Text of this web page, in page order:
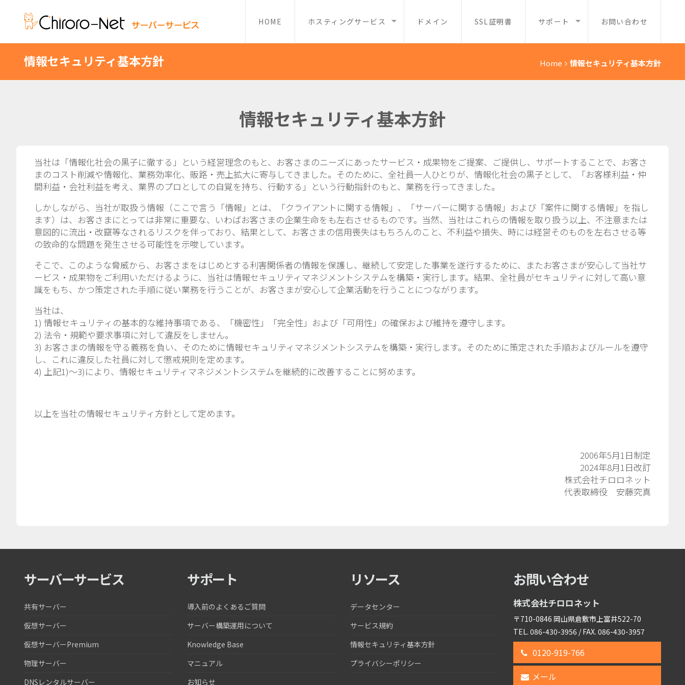
HOME ホスティングサービス ドメイン SSL証明書 サポート お問い合わせ
情報セキュリティ基本方針 Home 情報セキュリティ基本方針
情報セキュリティ基本方針
当社は「情報化社会の黒子に徹する」という経営理念のもと、お客さまのニーズにあったサービス・成果物をご提案、ご提供し、サポートすることで、お客さ
まのコスト削減や情報化、業務効率化、販路・売上拡大に寄与してきました。そのために、全社員一人ひとりが、情報化社会の黒子として、「お客様利益・仲
間利益・会社利益を考え、業界のプロとしての自覚を持ち、行動する」という行動指針のもと、業務を行ってきました。
しかしながら、当社が取扱う情報（ここで言う「情報」とは、「クライアントに関する情報」、「サーバーに関する情報」および「案件に関する情報」を指し
ます）は、お客さまにとっては非常に重要な、いわばお客さまの企業生命をも左右させるものです。当然、当社はこれらの情報を取り扱う以上、不注意または
意図的に流出・改竄等なされるリスクを伴っており、結果として、お客さまの信用喪失はもちろんのこと、不利益や損失、時には経営そのものを左右させる等
の致命的な問題を発生させる可能性を示唆しています。
そこで、このような脅威から、お客さまをはじめとする利害関係者の情報を保護し、継続して安定した事業を遂行するために、またお客さまが安心して当社サ
ービス・成果物をご利用いただけるように、当社は情報セキュリティマネジメントシステムを構築・実行します。結果、全社員がセキュリティに対して高い意
識をもち、かつ策定された手順に従い業務を行うことが、お客さまが安心して企業活動を行うことにつながります。
当社は、
1) 情報セキュリティの基本的な維持事項である、「機密性」「完全性」および「可用性」の確保および維持を遵守します。
2) 法令・規範や要求事項に対して違反をしません。
3) お客さまの情報を守る義務を負い、そのために情報セキュリティマネジメントシステムを構築・実行します。そのために策定された手順およびルールを遵守
し、これに違反した社員に対して懲戒規則を定めます。
4) 上記1)～3)により、情報セキュリティマネジメントシステムを継続的に改善することに努めます。
以上を当社の情報セキュリティ方針として定めます。
2006年5月1日制定
2024年8月1日改訂
株式会社チロロネット
代表取締役 安藤究真
サーバーサービス
共有サーバー
仮想サーバー
仮想サーバーPremium
物理サーバー
DNSレンタルサーバー
サポート
導入前のよくあるご質問
サーバー構築運用について
Knowledge Base
マニュアル
お知らせ
リソース
データセンター
サービス規約
情報セキュリティ基本方針
プライバシーポリシー
お問い合わせ
株式会社チロロネット
〒710-0846 岡山県倉敷市上富井522-70
TEL. 086-430-3956 / FAX. 086-430-3957
0120-919-766
メール